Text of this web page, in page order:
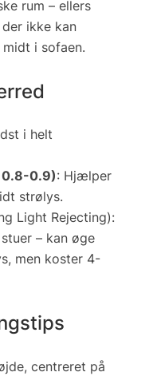
rum – ellers
ikke kan
i sofaen.
i helt
0.8-0.9): Hjælper
strølys.
Light Rejecting):
– kan øge
men koster 4-
centreret på